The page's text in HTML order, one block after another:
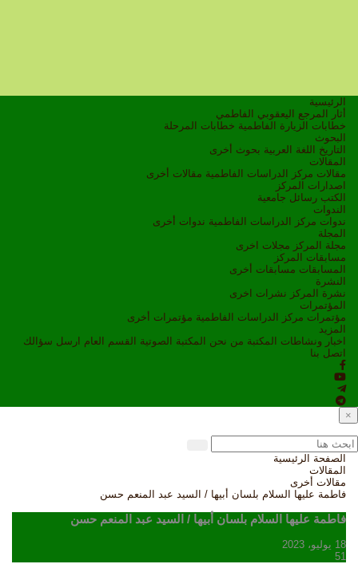
الرئيسية
أثار المرجع اليعقوبي الفاطمي
خطابات الزيارة الفاطمية خطابات المرحلة
البحوث
التاريخ
اللغة العربية بحوث أخرى
المقالات
مقالات مركز الدراسات الفاطمية مقالات أخرى
اصدارات المركز
الكتب رسائل جامعية
الندوات
ندوات مركز الدراسات الفاطمية ندوات أخرى
المجلة
مجلة المركز مجلات اخرى
مسابقات المركز
المسابقات مسابقات أخرى
النشرة
نشرة المركز نشرات اخرى
المؤتمرات
مؤتمرات مركز الدراسات الفاطمية مؤتمرات أخرى
المزيد
اخبار ونشاطات
المكتبة من نحن المكتبة الصوتية القسم العام ارسل سؤالك
اتصل بنا
×
الصفحة الرئيسية
المقالات
مقالات أخرى
فاطمة عليها السلام بلسان أبيها / السيد عبد المنعم حسن
فاطمة عليها السلام بلسان أبيها / السيد عبد المنعم حسن
18 يوليو، 2023
51